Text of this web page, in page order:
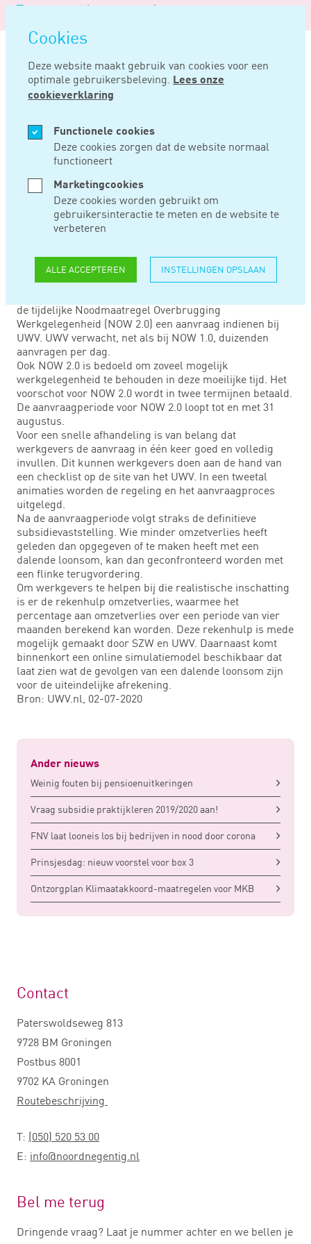
overslaan
Cookies
Deze website maakt gebruik van cookies voor een
optimale gebruikersbeleving. Lees onze
cookieverklaring
Functionele cookies
Deze cookies zorgen dat de website normaal
functioneert
Marketingcookies
Deze cookies worden gebruikt om
gebruikersinteractie te meten en de website te
verbeteren
ALLE ACCEPTEREN INSTELLINGEN OPSLAAN
Logo
Noord
Negentig
Home Nieuws Now 2.0 vanaf 6 juli aan te vragen
JUL 06, 2020
NOW 2.0 VANAF 6
JULI AAN TE
VRAGEN
Vanaf maandag 6 juli om 9.00 uur kunnen werkgevers die
de tijdelijke Noodmaatregel Overbrugging
Werkgelegenheid (NOW 2.0) een aanvraag indienen bij
UWV. UWV verwacht, net als bij NOW 1.0, duizenden
aanvragen per dag.
Ook NOW 2.0 is bedoeld om zoveel mogelijk
werkgelegenheid te behouden in deze moeilijke tijd. Het
voorschot voor NOW 2.0 wordt in twee termijnen betaald.
De aanvraagperiode voor NOW 2.0 loopt tot en met 31
augustus.
Voor een snelle afhandeling is van belang dat
werkgevers de aanvraag in één keer goed en volledig
invullen. Dit kunnen werkgevers doen aan de hand van
een checklist op de site van het UWV. In een tweetal
animaties worden de regeling en het aanvraagproces
uitgelegd.
Na de aanvraagperiode volgt straks de definitieve
subsidievaststelling. Wie minder omzetverlies heeft
geleden dan opgegeven of te maken heeft met een
dalende loonsom, kan dan geconfronteerd worden met
een flinke terugvordering.
Om werkgevers te helpen bij die realistische inschatting
is er de rekenhulp omzetverlies, waarmee het
percentage aan omzetverlies over een periode van vier
maanden berekend kan worden. Deze rekenhulp is mede
mogelijk gemaakt door SZW en UWV. Daarnaast komt
binnenkort een online simulatiemodel beschikbaar dat
laat zien wat de gevolgen van een dalende loonsom zijn
voor de uiteindelijke afrekening.
Bron: UWV.nl, 02-07-2020
Ander nieuws
Weinig fouten bij pensioenuitkeringen
Vraag subsidie praktijkleren 2019/2020 aan!
FNV laat looneis los bij bedrijven in nood door corona
Prinsjesdag: nieuw voorstel voor box 3
Ontzorgplan Klimaatakkoord-maatregelen voor MKB
Contact
Paterswoldseweg 813
9728 BM Groningen
Postbus 8001
9702 KA Groningen
Routebeschrijving
T: (050) 520 53 00
E: info@noordnegentig.nl
Bel me terug
Dringende vraag? Laat je nummer achter en we bellen je